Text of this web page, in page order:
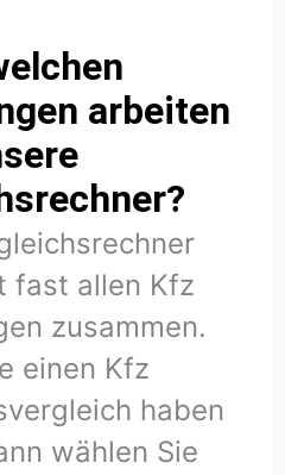
arbeiten
fast allen Kfz
zusammen.
einen Kfz
haben
wählen Sie